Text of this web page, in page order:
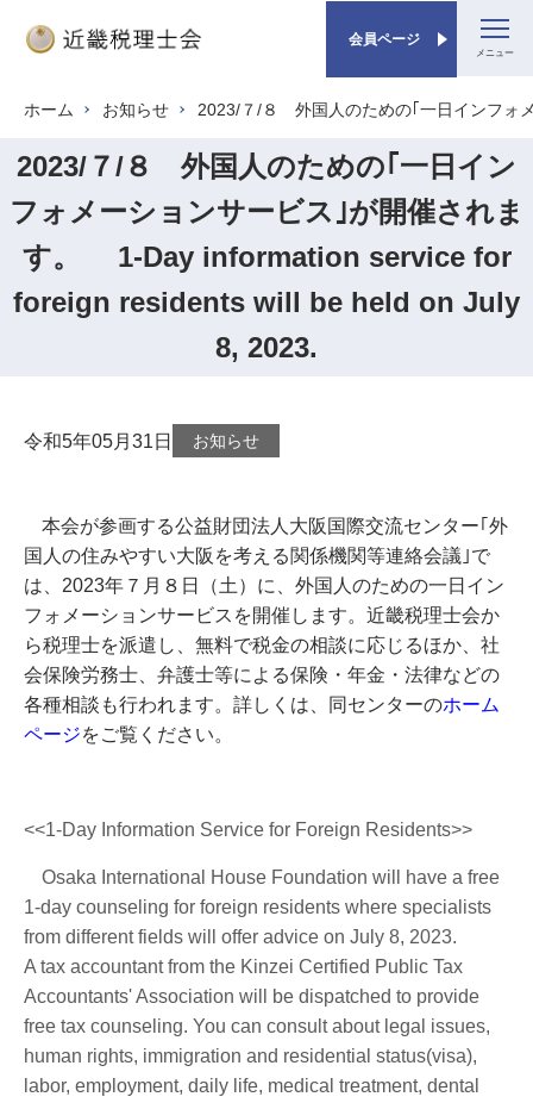
ン
ツ
会員ページ
パンくず
ホーム お知らせ 2023/７/８ 外国人のための｢一日インフォ
2023/７/８ 外国人のための｢一日イン
フォメーションサービス｣が開催されま
す。 1-Day information service for
foreign residents will be held on July
8, 2023.
令和5年05月31日 お知らせ
本会が参画する公益財団法人大阪国際交流センター｢外
国人の住みやすい大阪を考える関係機関等連絡会議｣で
は、 2023年７月８日（土）に、外国人のための一日イン
フォメーションサービスを開催します。近畿税理士会か
ら税理士を派遣し、無料で税金の相談に応じるほか、社
会保険労務士、弁護士等による保険・年金・法律などの
各種相談も行われます。詳しくは、同センターのホーム
ページをご覧ください。
<<1-Day Information Service for Foreign Residents>>
Osaka International House Foundation will have a free
1-day counseling for foreign residents where specialists
from different fields will offer advice on July 8, 2023.
A tax accountant from the Kinzei Certified Public Tax
Accountants' Association will be dispatched to provide
free tax counseling. You can consult about legal issues,
human rights, immigration and residential status(visa),
labor, employment, daily life, medical treatment, dental